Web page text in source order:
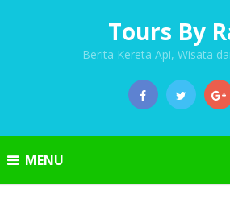
Tours By
Berita Kereta Api, Wisata
MENU